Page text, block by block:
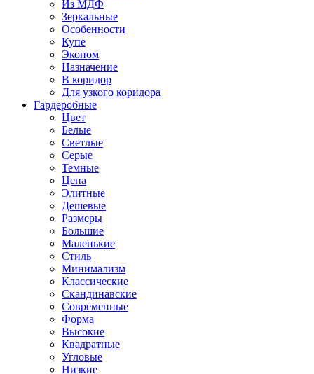
Из МДФ
Зеркальные
Особенности
Купе
Эконом
Назначение
В коридор
Для узкого коридора
Гардеробные
Цвет
Белые
Светлые
Серые
Темные
Цена
Элитные
Дешевые
Размеры
Большие
Маленькие
Стиль
Минимализм
Классические
Скандинавские
Современные
Форма
Высокие
Квадратные
Угловые
Низкие